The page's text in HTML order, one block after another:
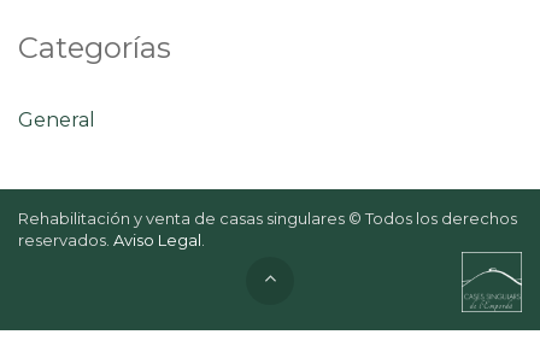
Categorías
General
Rehabilitación y venta de casas singulares © Todos los derechos
reservados. Aviso Legal